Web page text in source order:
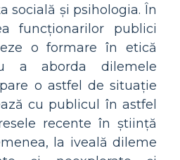
socială și psihologia. În
funcționarilor publici
o formare în etică
a aborda dilemele
o astfel de situație
cu publicul în astfel
recente în știință
la iveală dileme